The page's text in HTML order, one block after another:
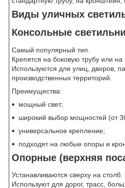
Виды уличных
Консольные
Самый популярный тип.
Крепятся на боковую трубу или на
Используются для улиц, дворов,
производственных территорий.
Преимущества:
мощный свет;
широкий выбор мощностей (от
универсальное крепление;
подходят на любые опоры и
Опорные (верхняя
Устанавливаются сверху на столб.
Используют для дорог, трасс,